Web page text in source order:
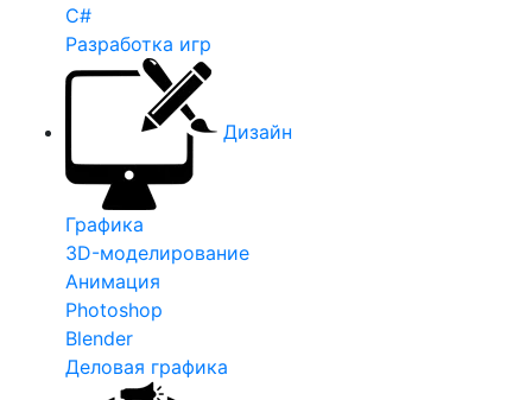
C#
Разработка игр
Дизайн
Графика
3D-моделирование
Анимация
Photoshop
Blender
Деловая графика